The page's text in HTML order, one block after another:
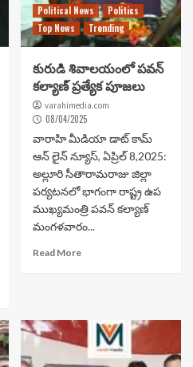
Political News
Politics
Top News
Trending
కురుడి శివాలయంలో పవన్
కల్యాణ్ ప్రత్యేక పూజలు
varahimedia.com
08/04/2025
వారాహి మీడియా డాట్ కామ్
ఆన్ లైన్ న్యూస్, ఏప్రిల్ 8,2025:
అల్లూరి సీతారామరాజు జిల్లా
పర్యటనలో భాగంగా రాష్ట్ర ఉప
ముఖ్యమంత్రి పవన్ కల్యాణ్
మంగళవారం...
Read More